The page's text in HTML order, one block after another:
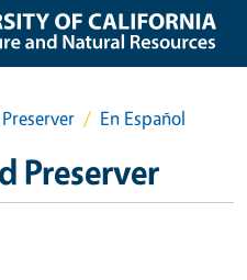
En Español
Preserver